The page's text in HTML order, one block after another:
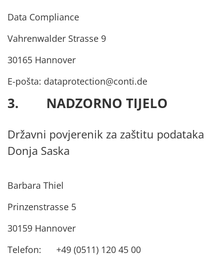
Data Compliance
Vahrenwalder Strasse 9
30165 Hannover
E-pošta: dataprotection@conti.de
3. NADZORNO TIJELO
Državni povjerenik za zaštitu podataka
Donja Saska
Barbara Thiel
Prinzenstrasse 5
30159 Hannover
Telefon: +49 (0511) 120 45 00